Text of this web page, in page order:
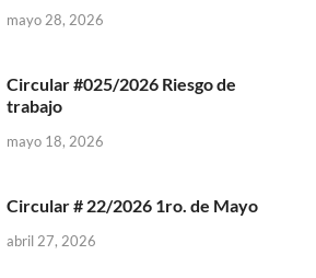
mayo 28, 2026
Circular #025/2026 Riesgo de
trabajo
mayo 18, 2026
Circular # 22/2026 1ro. de Mayo
abril 27, 2026